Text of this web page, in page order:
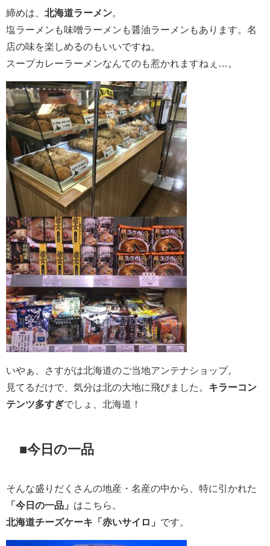
締めは、 北海道ラーメン。
塩ラーメンも味噌ラーメンも醤油ラーメンもあります。名
店の味を楽しめるのもいいですね。
スープカレーラーメンなんてのも惹かれますねぇ…。
いやぁ、さすがは北海道のご当地アンテナショップ。
見てるだけで、気分は北の大地に飛びました。 キラーコン
テンツ多すぎでしょ、北海道！
■今日の一品
そんな盛りだくさんの地産・名産の中から、特に引かれた
「今日の一品」 はこちら。
北海道チーズケーキ「赤いサイロ」 です。